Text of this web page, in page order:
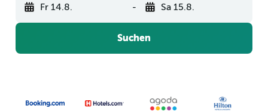
Fr 14.8. - Sa 15.8.
Suchen